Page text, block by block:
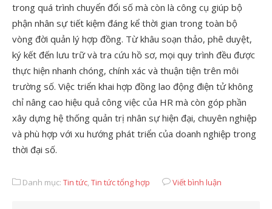
trong quá trình chuyển đổi số mà còn là công cụ giúp bộ
phận nhân sự tiết kiệm đáng kể thời gian trong toàn bộ
vòng đời quản lý hợp đồng. Từ khâu soạn thảo, phê duyệt,
ký kết đến lưu trữ và tra cứu hồ sơ, mọi quy trình đều được
thực hiện nhanh chóng, chính xác và thuận tiện trên môi
trường số. Việc triển khai hợp đồng lao động điện tử không
chỉ nâng cao hiệu quả công việc của HR mà còn góp phần
xây dựng hệ thống quản trị nhân sự hiện đại, chuyên nghiệp
và phù hợp với xu hướng phát triển của doanh nghiệp trong
thời đại số.
Danh mục: Tin tức,Tin tức tổng hợp Viết bình luận